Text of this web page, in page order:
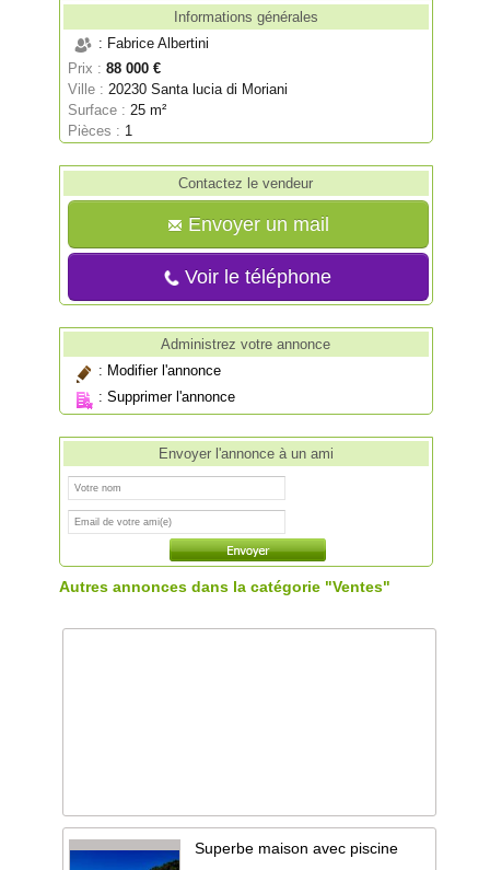
Informations générales
: Fabrice Albertini
Prix : 88 000 €
Ville : 20230 Santa lucia di Moriani
Surface : 25 m²
Pièces : 1
Contactez le vendeur
Envoyer un mail
Voir le téléphone
Administrez votre annonce
: Modifier l'annonce
:Supprimer l'annonce
Envoyer l'annonce à un ami
Autres annonces dans la catégorie "Ventes"
Superbe maison avec piscine